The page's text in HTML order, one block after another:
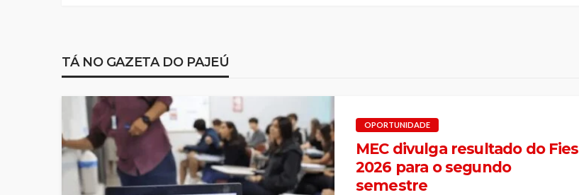
TÁ NO GAZETA DO PAJEÚ
OPORTUNIDADE
MEC divulga resultado do Fies
2026 para o segundo
semestre